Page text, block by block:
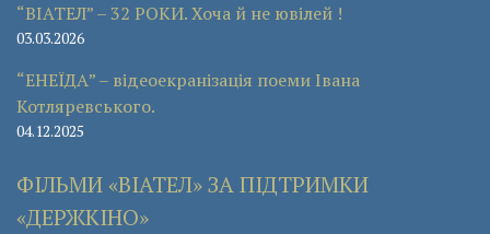
“ВІАТЕЛ” – 32 РОКИ. Хоча й не ювілей !
03.03.2026
“ЕНЕЇДА” – відеоекранізація поеми Івана
Котляревського.
04.12.2025
ФІЛЬМИ «ВІАТЕЛ» ЗА ПІДТРИМКИ
«ДЕРЖКІНО»